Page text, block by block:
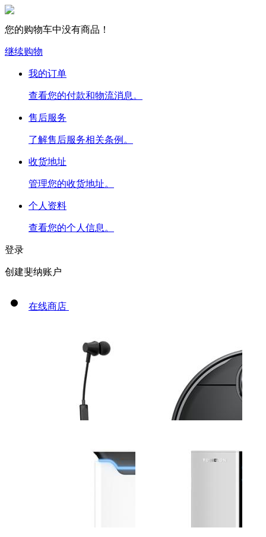
您的购物车中没有商品！
继续购物
我的订单
查看您的付款和物流消息。
售后服务
了解售后服务相关条例。
收货地址
管理您的收货地址。
个人资料
查看您的个人信息。
登录
创建斐纳账户
在线商店